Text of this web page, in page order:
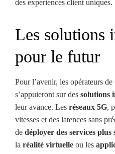
des expériences client uniques.
Les solutions
pour le futur
Pour l’avenir, les opérateurs
s’appuieront sur des solutions
leur avance. Les réseaux 5G,
vitesses et des latences sans
de déployer des services plus
la réalité virtuelle ou les